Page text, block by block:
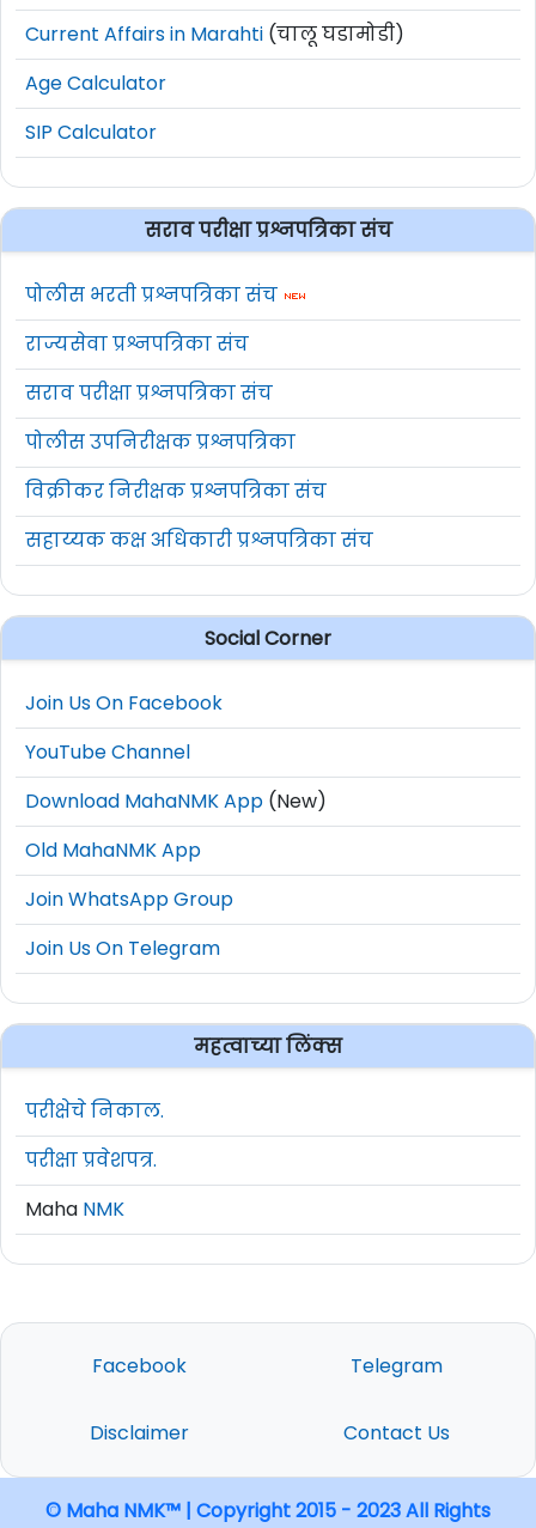
Current Affairs in Marahti (चालू घडामोडी)
Age Calculator
SIP Calculator
सराव परीक्षा प्रश्नपत्रिका संच
पोलीस भरती प्रश्नपत्रिका संच
राज्यसेवा प्रश्नपत्रिका संच
सराव परीक्षा प्रश्नपत्रिका संच
पोलीस उपनिरीक्षक प्रश्नपत्रिका
विक्रीकर निरीक्षक प्रश्नपत्रिका संच
सहाय्यक कक्ष अधिकारी प्रश्नपत्रिका संच
Social Corner
Join Us On Facebook
YouTube Channel
Download MahaNMK App (New)
Old MahaNMK App
Join WhatsApp Group
Join Us On Telegram
महत्वाच्या लिंक्स
परीक्षेचे निकाल.
परीक्षा प्रवेशपत्र.
Maha NMK
Facebook Telegram
Disclaimer Contact Us
© Maha NMK™ | Copyright 2015 - 2023 All Rights